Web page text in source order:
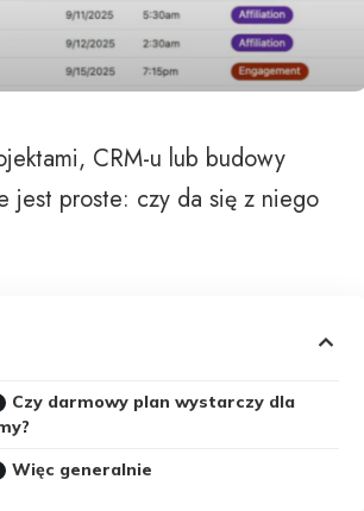
CRM-u lub budowy
jest proste: czy da się z niego
Czy darmowy plan wystarczy dla
Więc generalnie